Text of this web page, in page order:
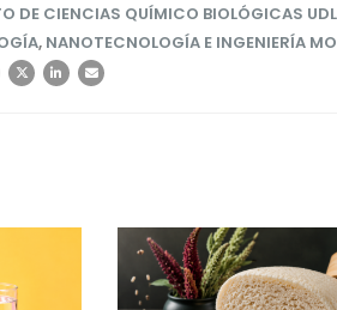
DE CIENCIAS QUÍMICO BIOLÓGICAS
, NANOTECNOLOGÍA E INGENIERÍA